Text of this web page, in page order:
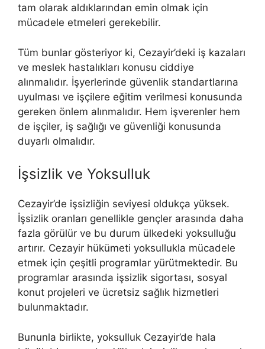
tam olarak aldıklarından emin olmak için
mücadele etmeleri gerekebilir.
Tüm bunlar gösteriyor ki, Cezayir’deki iş kazaları
ve meslek hastalıkları konusu ciddiye
alınmalıdır. İşyerlerinde güvenlik standartlarına
uyulması ve işçilere eğitim verilmesi konusunda
gereken önlem alınmalıdır. Hem işverenler hem
de işçiler, iş sağlığı ve güvenliği konusunda
duyarlı olmalıdır.
İşsizlik ve Yoksulluk
Cezayir’de işsizliğin seviyesi oldukça yüksek.
İşsizlik oranları genellikle gençler arasında daha
fazla görülür ve bu durum ülkedeki yoksulluğu
artırır. Cezayir hükümeti yoksullukla mücadele
etmek için çeşitli programlar yürütmektedir. Bu
programlar arasında işsizlik sigortası, sosyal
konut projeleri ve ücretsiz sağlık hizmetleri
bulunmaktadır.
Bununla birlikte, yoksulluk Cezayir’de hala